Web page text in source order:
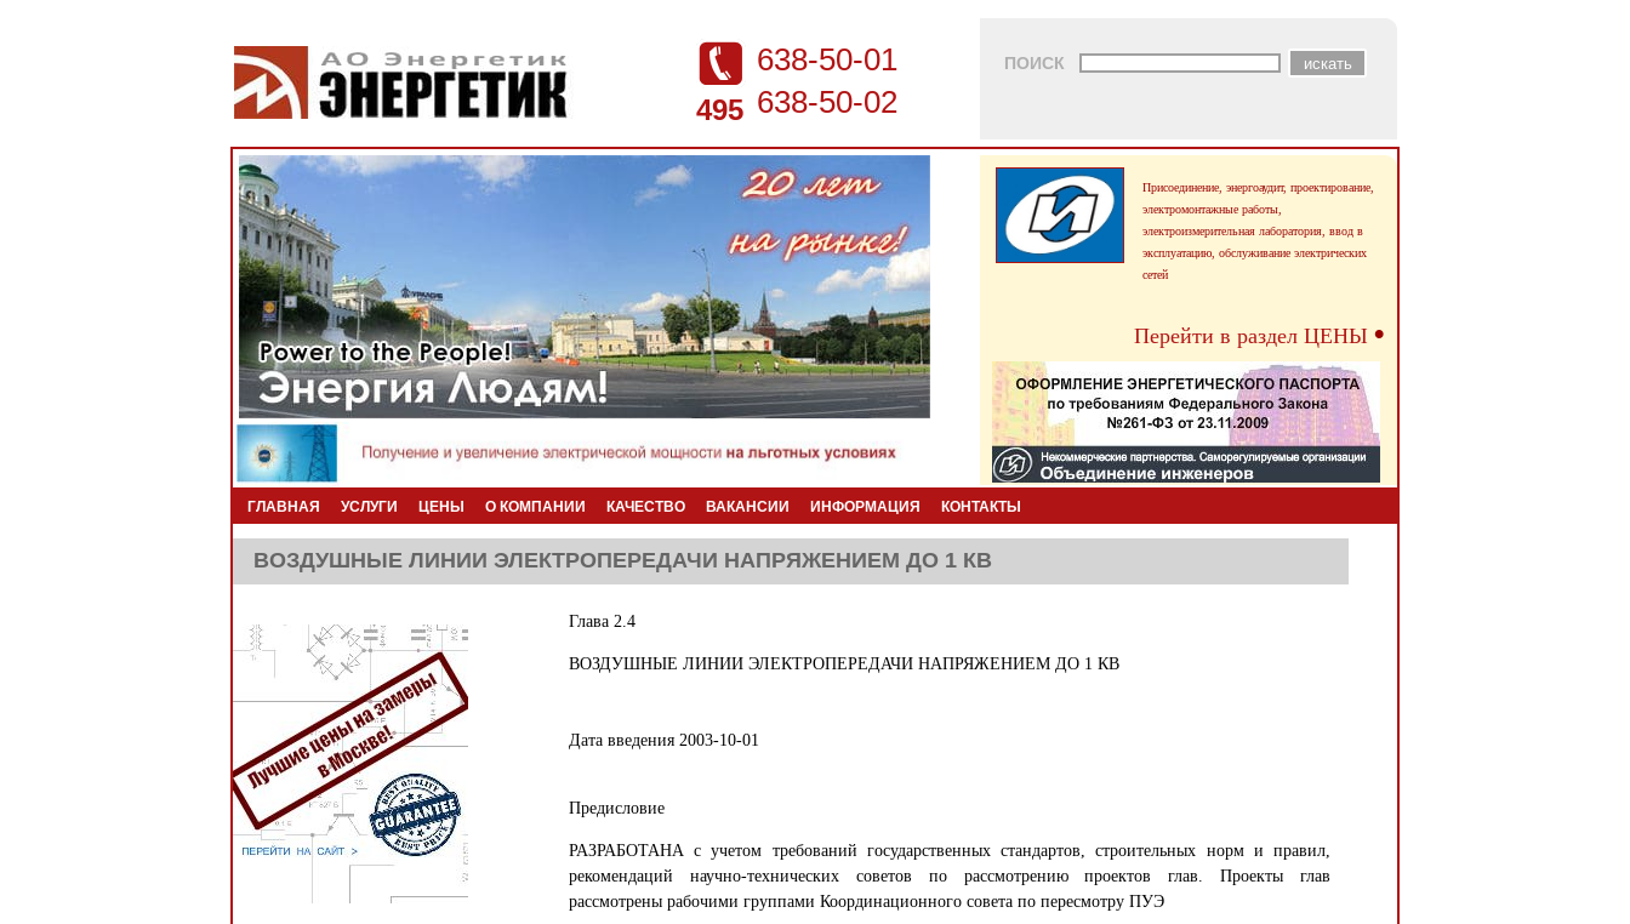
495
638-50-01
638-50-02
ПОИСК
Присоединение, энергоаудит, проектирование,
электромонтажные работы,
электроизмерительная лаборатория, ввод в
эксплуатацию, обслуживание электрических
сетей
Перейти в раздел ЦЕНЫ •
ГЛАВНАЯ УСЛУГИ ЦЕНЫ О КОМПАНИИ КАЧЕСТВО ВАКАНСИИ ИНФОРМАЦИЯ КОНТАКТЫ
ВОЗДУШНЫЕ ЛИНИИ ЭЛЕКТРОПЕРЕДАЧИ НАПРЯЖЕНИЕМ ДО 1 КВ
Глава 2.4
ВОЗДУШНЫЕ ЛИНИИ ЭЛЕКТРОПЕРЕДАЧИ НАПРЯЖЕНИЕМ ДО 1 КВ
Дата введения 2003-10-01
Предисловие
РАЗРАБОТАНА с учетом требований государственных стандартов, строительных норм и правил,
рекомендаций научно-технических советов по рассмотрению проектов глав. Проекты глав
рассмотрены рабочими группами Координационного совета по пересмотру ПУЭ